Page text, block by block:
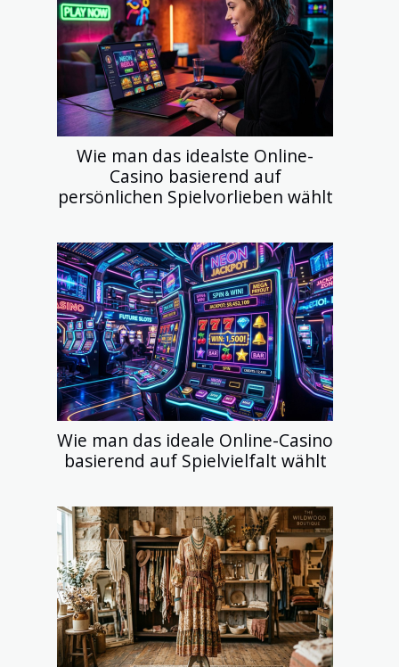
Wie man das idealste Online-
Casino basierend auf
persönlichen Spielvorlieben wählt
Wie man das ideale Online-Casino
basierend auf Spielvielfalt wählt